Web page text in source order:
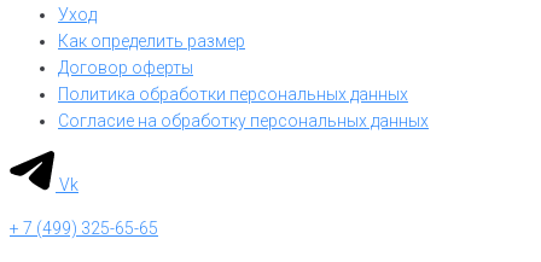
Уход
Как определить размер
Договор оферты
Политика обработки персональных данных
Согласие на обработку персональных данных
Vk
+ 7 (499) 325-65-65